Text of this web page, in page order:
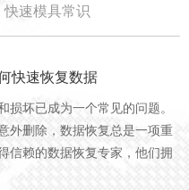
快速模具常识
快速恢复数据
坏已成为一个常见的问题。
外删除，数据恢复总是一项重
信赖的数据恢复专家，他们拥